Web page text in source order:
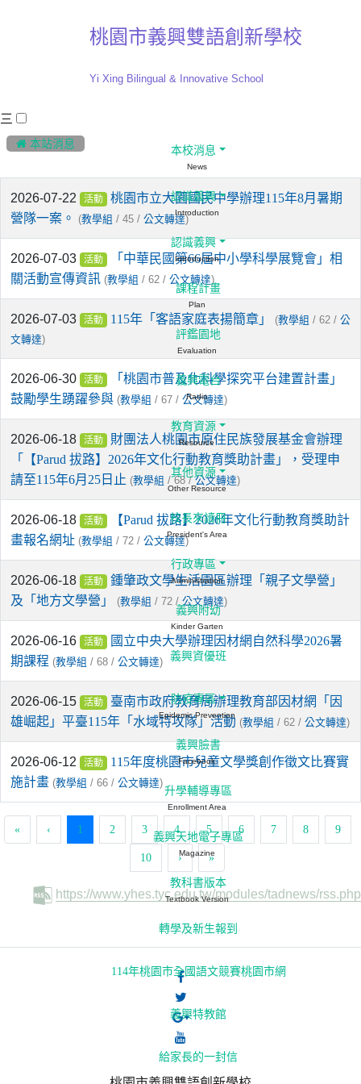
:::
 本站消息
2026-07-22 活動
桃園市立大園國民中學辦理115年8月暑期
營隊一案。
(教學組 / 45 / 公文轉達)
2026-07-03 活動
「中華民國第66屆中小學科學展覽會」相
關活動宣傳資訊 (教學組 / 62 / 公文轉達)
2026-07-03 活動 115年「客語家庭表揚簡章」 (教學組 / 62 / 公
文轉達)
2026-06-30 活動
「桃園市普及化科學探究平台建置計畫」
鼓勵學生踴躍參與 (教學組 / 67 / 公文轉達)
2026-06-18 活動
財團法人桃園市原住民族發展基金會辦理
「【Parud 拔路】2026年文化行動教育獎助計畫」，受理申
請至115年6月25日止 (教學組 / 68 /公文轉達)
2026-06-18 活動
【Parud 拔路】2026年文化行動教育獎助計
畫報名網址 (教學組 / 72 / 公文轉達)
2026-06-18 活動
鍾肇政文學生活園區辦理「親子文學營」
及「地方文學營」
(教學組 / 72 / 公文轉達)
2026-06-16 活動
國立中央大學辦理因材網自然科學2026暑
期課程 (教學組 / 68 / 公文轉達)
2026-06-15 活動
臺南市政府教育局辦理教育部因材網「因
雄崛起」平臺115年「水域特攻隊」活動 (教學組 / 62 / 公文轉達)
2026-06-12 活動
115年度桃園市兒童文學獎創作徵文比賽實
施計畫 (教學組 / 66 / 公文轉達)
« ‹ 1 (current)
2 3 4 5 6 7 8 9
10 › »
https://www.yhes.tyc.edu.tw/modules/tadnews/rss.php
桃園市義興雙語創新學校
Yi Xing Bilingual & Innovative School
三
本校消息
News
認識義興
Introduction
認識義興
Introduction
課程計畫
Plan
評鑑園地
Evaluation
義興電台
Radio
教育資源
Resource
其他資源
Other Resource
校長來讀冊
President's Area
行政專區
Administration
義興附幼
Kinder Garten
義興資優班
防疫專區
Epidemic Prevention
義興臉書
Facebook
升學輔導專區
Enrollment Area
義興天地電子專區
Magazine
教科書版本
Textbook Version
轉學及新生報到
114年桃園市全國語文競賽桃園市網
義興特教館
給家長的一封信